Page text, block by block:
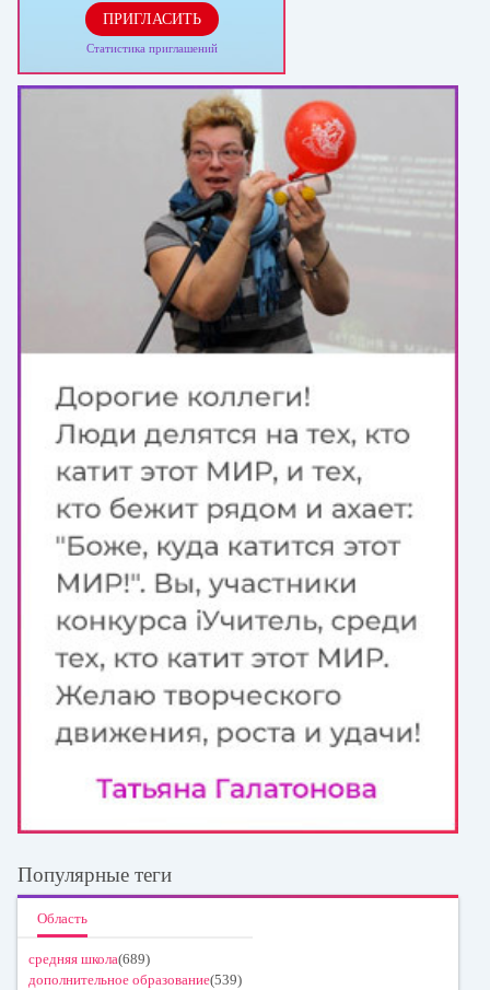
ПРИГЛАСИТЬ
Статистика приглашений
Популярные теги
Область
средняя школа(689)
дополнительное образование(539)